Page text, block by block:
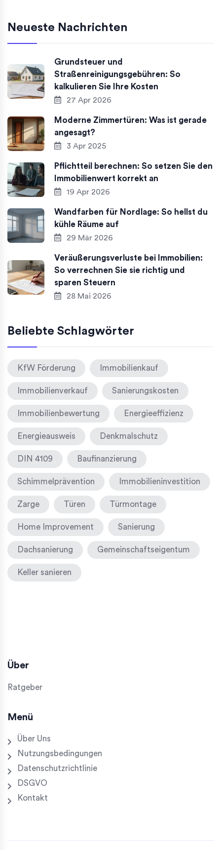
Neueste Nachrichten
Grundsteuer und
Straßenreinigungsgebühren: So
kalkulieren Sie Ihre Kosten
27 Apr 2026
Moderne Zimmertüren: Was ist gerade
angesagt?
3 Apr 2025
Pflichtteil berechnen: So setzen Sie den
Immobilienwert korrekt an
19 Apr 2026
Wandfarben für Nordlage: So hellst du
kühle Räume auf
29 Mär 2026
Veräußerungsverluste bei Immobilien:
So verrechnen Sie sie richtig und
sparen Steuern
28 Mai 2026
Beliebte Schlagwörter
KfW Förderung Immobilienkauf
Immobilienverkauf Sanierungskosten
Immobilienbewertung Energieeffizienz
Energieausweis Denkmalschutz
DIN 4109 Baufinanzierung
Schimmelprävention Immobilieninvestition
Zarge Türen Türmontage
Home Improvement Sanierung
Dachsanierung Gemeinschaftseigentum
Keller sanieren
Über
Ratgeber
Menü
Über Uns
Nutzungsbedingungen
Datenschutzrichtlinie
DSGVO
Kontakt